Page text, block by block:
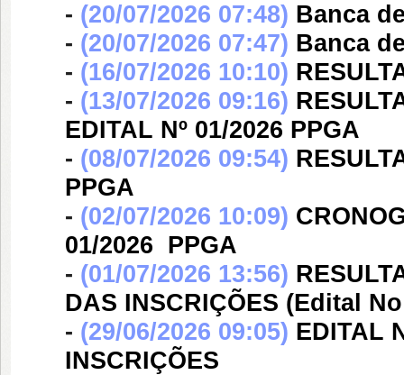
- (20/07/2026 07:48) Banca
- (20/07/2026 07:47) Banca
- (16/07/2026 10:10)
- (13/07/2026 09:16)
EDITAL Nº 01/2026 PPGA
- (08/07/2026 09:54)
PPGA
- (02/07/2026 10:09)
01/2026  PPGA
- (01/07/2026 13:56)
DAS INSCRIÇÕES (Edital No
- (29/06/2026 09:05) EDITAL
INSCRIÇÕES